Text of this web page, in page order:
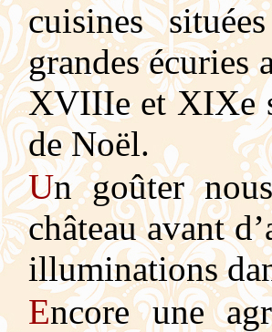
cuisines
grandes écuries
XVIIIe et XIXe
de Noël.
Un goûter
château avant
illuminations
Encore une